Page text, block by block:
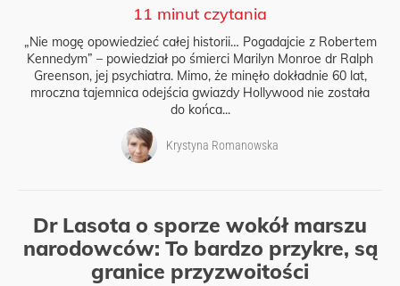
11 minut czytania
„Nie mogę opowiedzieć całej historii… Pogadajcie z Robertem
Kennedym” – powiedział po śmierci Marilyn Monroe dr Ralph
Greenson, jej psychiatra. Mimo, że minęło dokładnie 60 lat,
mroczna tajemnica odejścia gwiazdy Hollywood nie została
do końca...
Krystyna Romanowska
Dr Lasota o sporze wokół marszu
narodowców: To bardzo przykre, są
granice przyzwoitości